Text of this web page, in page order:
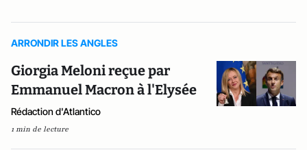
ARRONDIR LES ANGLES
Giorgia Meloni reçue par
Emmanuel Macron à l'Elysée
Rédaction d'Atlantico
1 min de lecture